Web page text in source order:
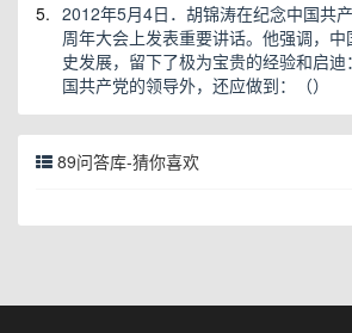
5. 2012年5月4日．胡锦涛在纪念中国共
周年大会上发表重要讲话。他强调，
史发展，留下了极为宝贵的经验和启
国共产党的领导外，还应做到：（）
89问答库-猜你喜欢